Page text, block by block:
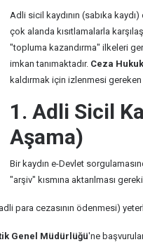
Adli sicil kaydının (sabıka
çok alanda kısıtlamalarla
"topluma kazandırma" ilkeleri
imkan tanımaktadır. Ceza
kaldırmak için izlenmesi gereken
1. Adli Sicil
Aşama)
Bir kaydın e-Devlet
"arşiv" kısmına aktarılması
para cezasının ödenmesi)
Genel Müdürlüğü'ne